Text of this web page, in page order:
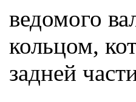
ведомого
кольцом,
задней